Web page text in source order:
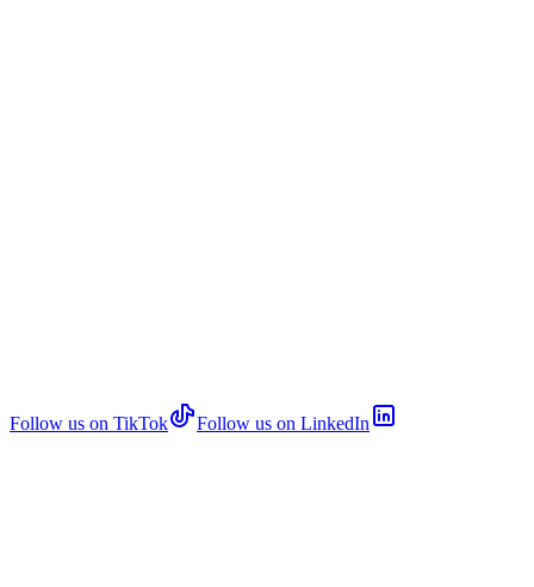
Follow us on TikTok Follow us on LinkedIn